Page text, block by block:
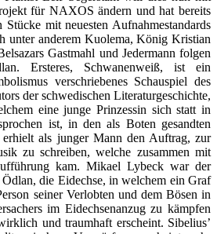
für NAXOS ändern und hat bereits
Stücke mit neuesten Aufnahmestandards
unter anderem Kuolema, König Kristian
Gastmahl und Jedermann folgen
Ersteres, Schwanenweiß, ist ein
verschriebenes Schauspiel des
der schwedischen Literaturgeschichte,
eine junge Prinzessin sich statt in
ist, in den als Boten gesandten
als junger Mann den Auftrag, zur
zu schreiben, welche zusammen mit
kam. Mikael Lybeck war der
Ödlan, die Eidechse, in welchem ein Graf
seiner Verlobten und dem Bösen in
im Eidechsenanzug zu kämpfen
und traumhaft erscheint. Sibelius’